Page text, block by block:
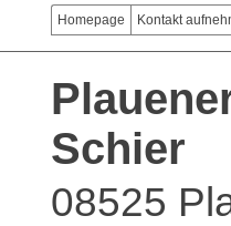
Homepage Kontakt
Schier
08525